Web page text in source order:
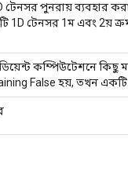
টেনসর পুনরায় ব্যবহার
1D টেনসর 1ম এবং 2য়
কম্পিউটেশনে
False হয়, তখন একটি